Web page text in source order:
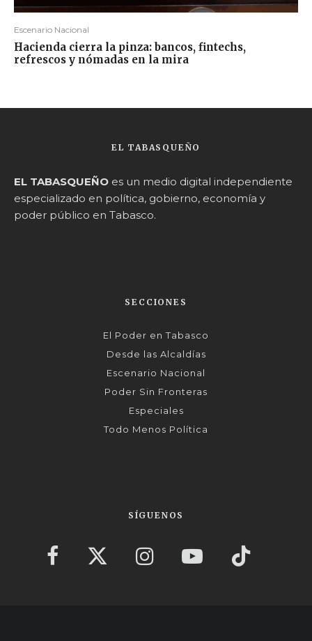
Escenario Nacional
Hacienda cierra la pinza: bancos, fintechs,
refrescos y nómadas en la mira
EL TABASQUEÑO
EL TABASQUEÑO es un medio digital independiente
especializado en política, gobierno, economía y
poder público en Tabasco.
SECCIONES
El Poder en Tabasco
Desde las Alcaldías
Escenario Nacional
Poder Sin Fronteras
Especiales
Todo Menos Política
SÍGUENOS